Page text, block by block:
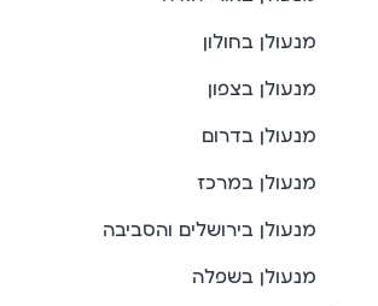
מנעולן בחולון
מנעולן בצפון
מנעולן בדרום
מנעולן במרכז
מנעולן בירושלים והסביבה
מנעולן בשפלה